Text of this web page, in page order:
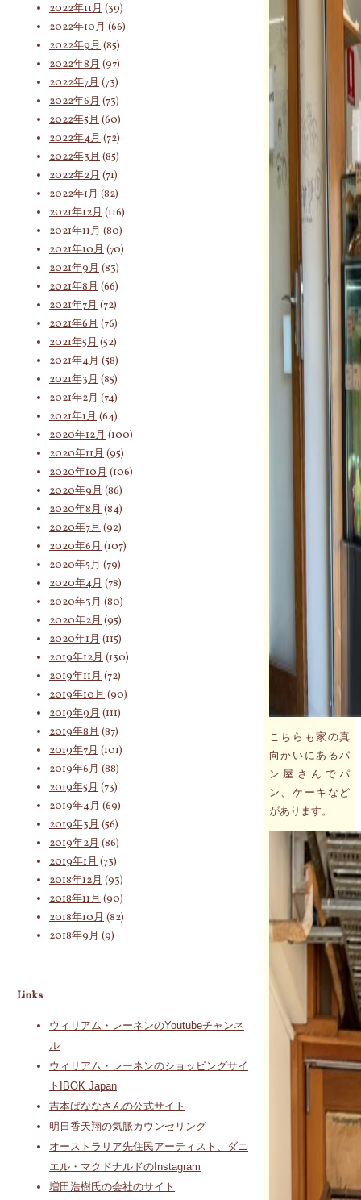
こちらも家の真
向かいにあるパ
ン屋さんでパ
ン、ケーキなど
があります。
2022年11月 (39)
2022年10月 (66)
2022年9月 (85)
2022年8月 (97)
2022年7月 (73)
2022年6月 (73)
2022年5月 (60)
2022年4月 (72)
2022年3月 (85)
2022年2月 (71)
2022年1月 (82)
2021年12月 (116)
2021年11月 (80)
2021年10月 (70)
2021年9月 (83)
2021年8月 (66)
2021年7月 (72)
2021年6月 (76)
2021年5月 (52)
2021年4月 (58)
2021年3月 (85)
2021年2月 (74)
2021年1月 (64)
2020年12月 (100)
2020年11月 (95)
2020年10月 (106)
2020年9月 (86)
2020年8月 (84)
2020年7月 (92)
2020年6月 (107)
2020年5月 (79)
2020年4月 (78)
2020年3月 (80)
2020年2月 (95)
2020年1月 (115)
2019年12月 (130)
2019年11月 (72)
2019年10月 (90)
2019年9月 (111)
2019年8月 (87)
2019年7月 (101)
2019年6月 (88)
2019年5月 (73)
2019年4月 (69)
2019年3月 (56)
2019年2月 (86)
2019年1月 (73)
2018年12月 (93)
2018年11月 (90)
2018年10月 (82)
2018年9月 (9)
Links
ウィリアム・レーネンのYoutubeチャンネ
ル
ウィリアム・レーネンのショッピングサイ
トIBOK Japan
吉本ばななさんの公式サイト
明日香天翔の気脈カウンセリング
オーストラリア先住民アーティスト、ダニ
エル・マクドナルドのInstagram
増田浩樹氏の会社のサイト